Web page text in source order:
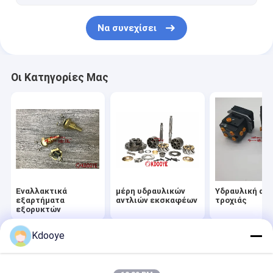
Να συνεχίσει
Οι Κατηγορίες Μας
Εναλλακτικά
εξαρτήματα
εξορυκτών
μέρη υδραυλικών
αντλιών εκσκαφέων
Υδραυλική
τροχιάς
Σελίδα
εμείς
Site
Sitemap
Privacy Policy
Kdooye